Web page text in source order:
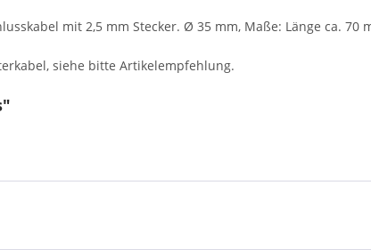
mit 2,5 mm Stecker. Ø 35 mm, Maße: Länge ca. 70
siehe bitte Artikelempfehlung.